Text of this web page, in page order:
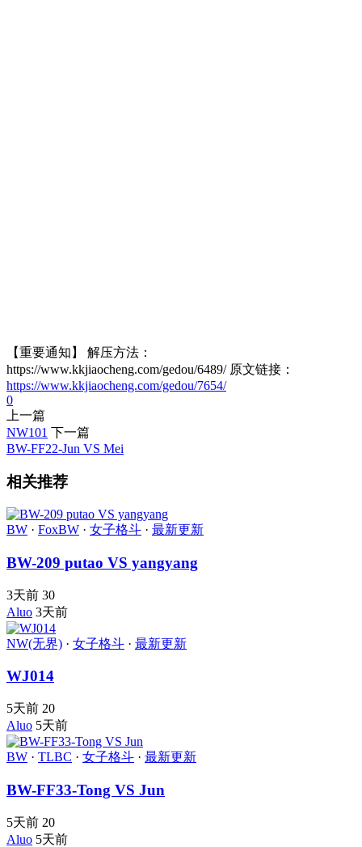
【重要通知】 解压方法：
https://www.kkjiaocheng.com/gedou/6489/ 原文链接：
https://www.kkjiaocheng.com/gedou/7654/
0
上一篇
NW101 下一篇
BW-FF22-Jun VS Mei
相关推荐
BW · FoxBW · 女子格斗 · 最新更新
BW-209 putao VS yangyang
3天前 30
Aluo 3天前
NW(无界) · 女子格斗 · 最新更新
WJ014
5天前 20
Aluo 5天前
BW · TLBC · 女子格斗 · 最新更新
BW-FF33-Tong VS Jun
5天前 20
Aluo 5天前